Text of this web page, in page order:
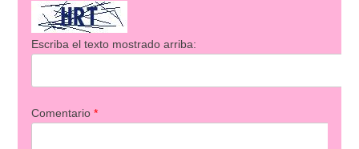
Escriba el texto mostrado arriba:
Comentario *